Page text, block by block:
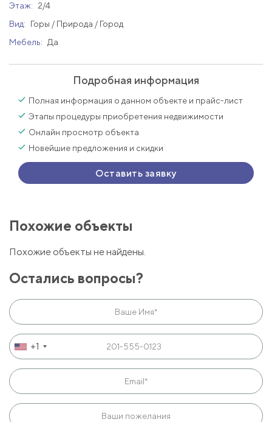
Этаж:
2/4
Вид:
Горы / Природа / Город
Мебель:
Да
Подробная информация
Полная информация о данном объекте и прайс-лист
Этапы процедуры приобретения недвижимости
Онлайн просмотр объекта
Новейшие предложения и скидки
Оставить заявку
Похожие объекты
Похожие объекты не найдены.
Остались вопросы?
+1